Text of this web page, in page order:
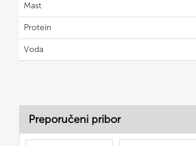
Mast
Protein
Voda
Preporučeni pribor